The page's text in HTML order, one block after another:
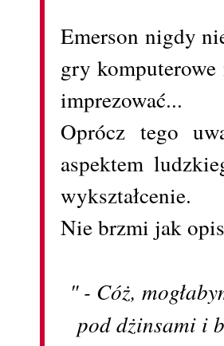
Emerson nigdy
gry
imprezować...
Oprócz tego
aspektem
wykształcenie.
Nie brzmi jak
" - Cóż,
pod dżinsami i